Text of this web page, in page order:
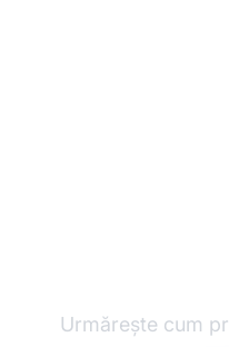
Urmărește cum